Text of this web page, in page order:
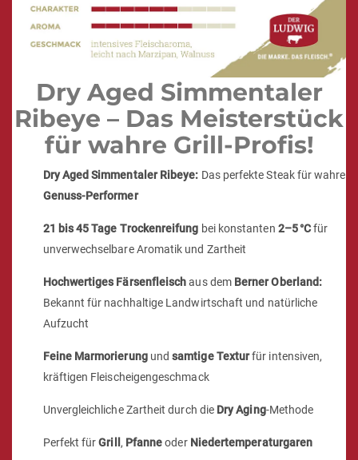
Dry Aged Simmentaler
Ribeye – Das Meisterstück
für wahre Grill-Profis!
Dry Aged Simmentaler Ribeye: Das perfekte Steak für wahre
Genuss-Performer
21 bis 45 Tage Trockenreifung bei konstanten 2–5 °Cfür
unverwechselbare Aromatik und Zartheit
Hochwertiges Färsenfleischaus dem Berner Oberland:
Bekannt für nachhaltige Landwirtschaft und natürliche
Aufzucht
Feine Marmorierungundsamtige Texturfür intensiven,
kräftigen Fleischeigengeschmack
Unvergleichliche Zartheit durch die Dry Aging-Methode
Perfekt fürGrill , Pfanneoder Niedertemperaturgaren